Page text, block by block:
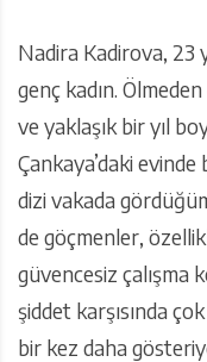
Nadira Kadirova, 23
genç kadın.
ve yaklaşık bir yıl
Çankaya’daki evinde
dizi vakada
de göçmenler,
güvencesiz çalışma
şiddet karşısında
bir kez daha